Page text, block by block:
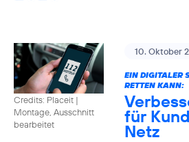
Credits: Placeit |
Montage, Ausschnitt
bearbeitet
10. Oktober
EIN DIGITALER
RETTEN KANN:
für
Netz